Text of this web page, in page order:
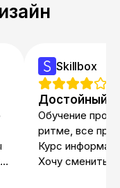
Skillbox
Достойный
Обучение
ритме, все
Курс
Хочу сменить